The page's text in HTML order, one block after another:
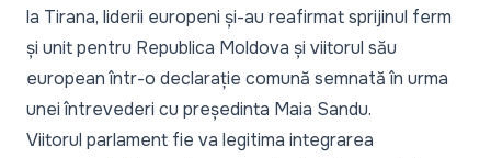
la Tirana, liderii europeni și-au reafirmat sprijinul ferm
și unit pentru Republica Moldova și viitorul său
europeanîntr-o declarație comună semnată în urma
unei întrevederi cu președinta Maia Sandu.
Viitorul parlament fie va legitima integrarea